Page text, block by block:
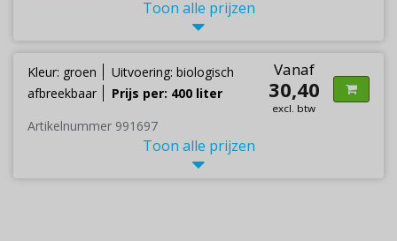
Toon alle prijzen
Kleur: groen
Uitvoering: biologisch
afbreekbaar
Prijs per: 400 liter
Vanaf
30,40
excl. btw
Artikelnummer 991697
Toon alle prijzen